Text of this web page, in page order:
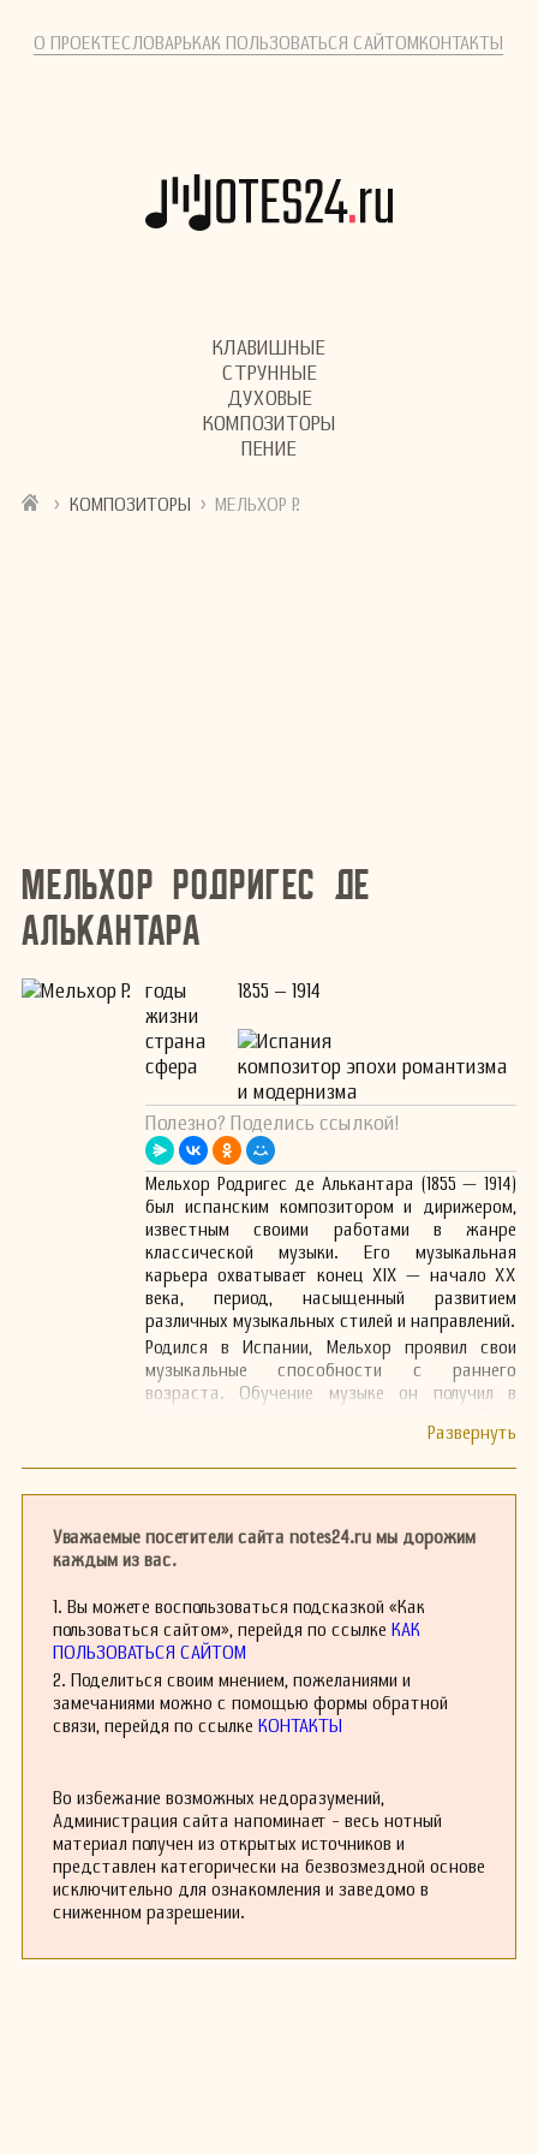
О ПРОЕКТЕСЛОВАРЬКАК ПОЛЬЗОВАТЬСЯ САЙТОМКОНТАКТЫ
КЛАВИШНЫЕ
СТРУННЫЕ
ДУХОВЫЕ
КОМПОЗИТОРЫ
ПЕНИЕ
› КОМПОЗИТОРЫ › МЕЛЬХОР Р.
Мельхор Родригес де
Алькантара
годы
жизни
1855 – 1914
страна
Испания
сфера
композитор эпохи романтизма
и модернизма
Полезно? Поделись ссылкой!
Мельхор Родригес де Алькантара (1855 — 1914)
был испанским композитором и дирижером,
известным своими работами в жанре
классической музыки. Его музыкальная
карьера охватывает конец XIX — начало XX
века, период, насыщенный развитием
различных музыкальных стилей и направлений.
Родился в Испании, Мельхор проявил свои
музыкальные способности с раннего
возраста. Обучение музыке он получил в
заведений, где изучал как теорию музыки, так
находит отражение в его произведениях.
В своей творческой деятельности Родригес де
испанской музыки с вечернеевропейскими
музыкальными тенденциями, что позволило
ему создать уникальный стиль, который вышел
мелодические линии и гармонии. Его стиль
характеризуется яркими ритмами и мелодиями,
которые могут быть как лиричными, так и
Как дирижер, он работал с различными
оркестрами и музыкальными ансамблями, что
позволило ему не только исполнять свои
произведения, но и влиять на развитие
музыкальной культуры своего времени. Его
работа часто пользовалась признанием как у
аудиторий, так и у критиков.
Несмотря на свой вклад в испанскую музыку,
Уважаемые посетители сайта notes24.ru мы дорожим
каждым из вас.
1. Вы можете воспользоваться подсказкой «Как
пользоваться сайтом», перейдя по ссылке КАК
ПОЛЬЗОВАТЬСЯ САЙТОМ
2. Поделиться своим мнением, пожеланиями и
замечаниями можно с помощью формы обратной
связи, перейдя по ссылке КОНТАКТЫ
Во избежание возможных недоразумений,
Администрация сайта напоминает - весь нотный
материал получен из открытых источников и
представлен категорически на безвозмездной основе
исключительно для ознакомления и заведомо в
сниженном разрешении.